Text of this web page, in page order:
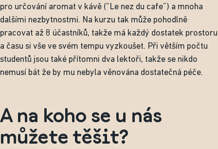
pro určování aromat v kávě (“Le nez du cafe”) a mnoha
dalšími nezbytnostmi. Na kurzu tak může pohodlně
pracovat až 8 účastníků, takže má každý dostatek prostoru
a času si vše ve svém tempu vyzkoušet. Při větším počtu
studentů jsou také přítomni dva lektoři, takže se nikdo
nemusí bát že by mu nebyla věnována dostatečná péče.
A na koho se u nás
můžete těšit?